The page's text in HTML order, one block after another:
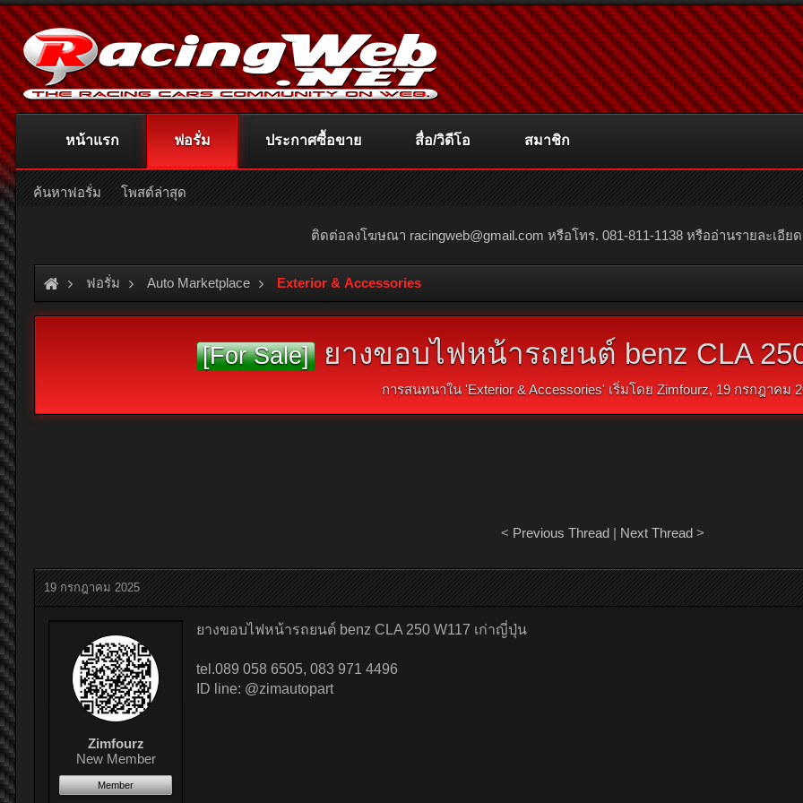
ติดต่อลงโฆษณา racingweb@gmail.com หรือโทร. 081-811-1138 หรืออ่านรายละเอีย
ฟอรั่ม Auto Marketplace Exterior & Accessories
[For Sale] ยางขอบไฟหน้ารถยนต์ benz CLA
การสนทนาใน 'Exterior & Accessories' เริ่มโดย Zimfourz, 19 กรกฎาคม
< Previous Thread| Next Thread>
19 กรกฎาคม 2025
Zimfourz
New Member
Member
ยางขอบไฟหน้ารถยนต์ benz CLA 250 W117 เก่าญี่ปุ่น
tel.089 058 6505, 083 971 4496
ID line: @zimautopart
หน้าแรก ฟอรั่ม
ค้นหาฟอรั่ม โพสต์ล่าสุด
ประกาศซื้อขาย สื่อ/วิดีโอ สมาชิก